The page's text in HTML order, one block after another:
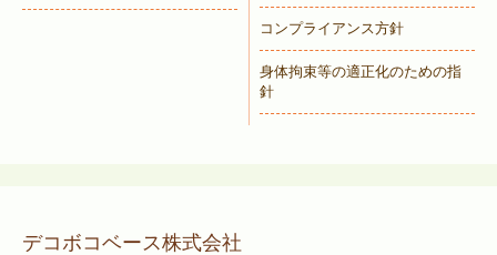
コンプライアンス方針
身体拘束等の適正化のための指
針
デコボコベース株式会社